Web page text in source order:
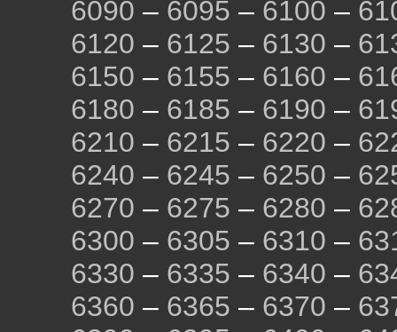
6090 – 6095 – 6100 –
6120 – 6125 – 6130 –
6150 – 6155 – 6160 –
6180 – 6185 – 6190 –
6210 – 6215 – 6220 –
6240 – 6245 – 6250 –
6270 – 6275 – 6280 –
6300 – 6305 – 6310 –
6330 – 6335 – 6340 –
6360 – 6365 – 6370 –